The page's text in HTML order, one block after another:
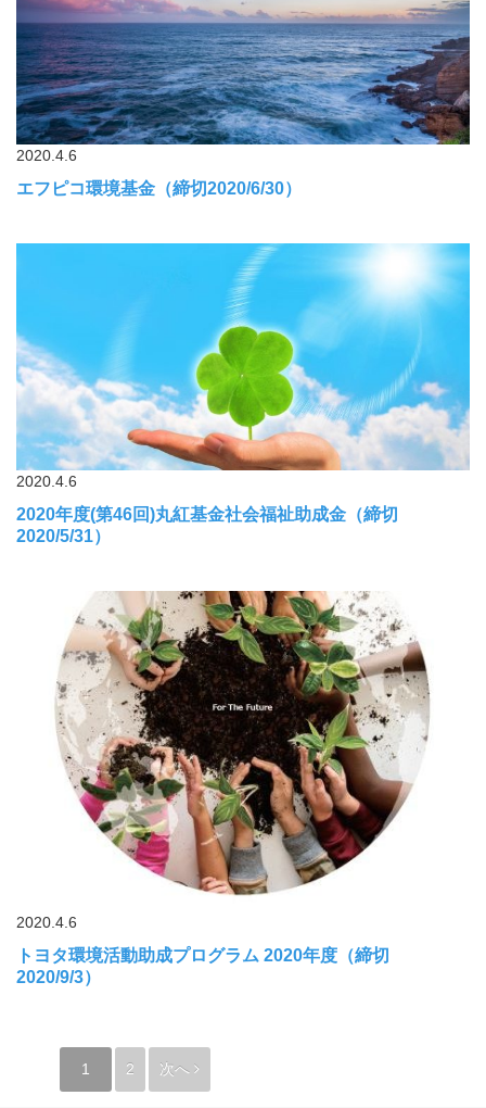
2020.4.6
エフピコ環境基金（締切2020/6/30）
2020.4.6
2020年度(第46回)丸紅基金社会福祉助成金（締切
2020/5/31）
2020.4.6
トヨタ環境活動助成プログラム 2020年度（締切
2020/9/3）
1 2 次へ